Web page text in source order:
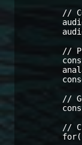
//
//
//
//